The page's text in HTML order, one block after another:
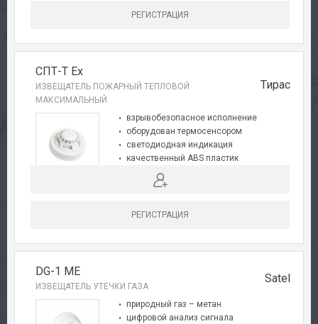
Авторизация
РЕГИСТРАЦИЯ
СПТ-Т Ex
ИЗВЕЩАТЕЛЬ ПОЖАРНЫЙ ТЕПЛОВОЙ
МАКСИМАЛЬНЫЙ
Тирас
взрывобезопасное исполнение
оборудован термосенсором
светодиодная индикация
качественный ABS пластик
специальное крепление
сертификат МЧС Украины
РЕГИСТРАЦИЯ
DG-1 ME
ИЗВЕЩАТЕЛЬ УТЕЧКИ ГАЗА
Satel
природный газ – метан
цифровой анализ сигнала